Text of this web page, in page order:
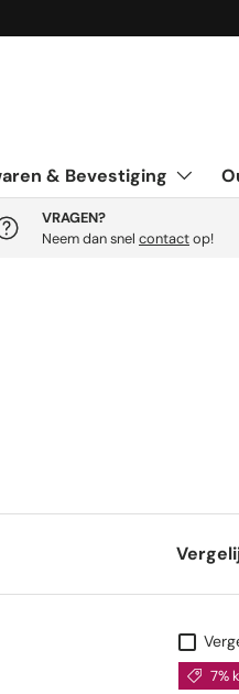
& Bevestiging
VRAGEN?
Neem dan snel contactop!
7%